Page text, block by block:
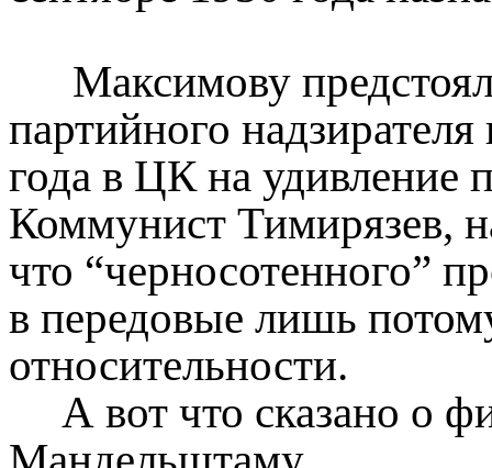
Максимову
партийного
года в ЦК на удивление
Коммунист Тимирязев,
что “черносотенного”
в передовые лишь
относительности.
А вот что сказано о